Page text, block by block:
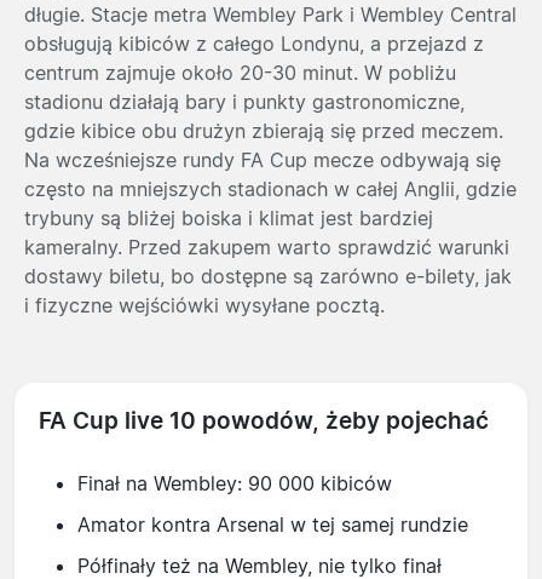
długie. Stacje metra Wembley Park i Wembley Central
obsługują kibiców z całego Londynu, a przejazd z
centrum zajmuje około 20-30 minut. W pobliżu
stadionu działają bary i punkty gastronomiczne,
gdzie kibice obu drużyn zbierają się przed meczem.
Na wcześniejsze rundy FA Cup mecze odbywają się
często na mniejszych stadionach w całej Anglii, gdzie
trybuny są bliżej boiska i klimat jest bardziej
kameralny. Przed zakupem warto sprawdzić warunki
dostawy biletu, bo dostępne są zarówno e-bilety, jak
i fizyczne wejściówki wysyłane pocztą.
FA Cup live 10 powodów, żeby pojechać
Finał na Wembley: 90 000 kibiców
Amator kontra Arsenal w tej samej rundzie
Półfinały też na Wembley, nie tylko finał